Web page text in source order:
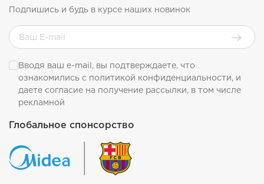
Глобальное спонсорство
Подпишись и будь в курсе наших новинок
Вводя ваш e-mail, вы подтверждаете, что
ознакомились с политикой конфиденциальности, и
даете согласие на получение рассылки, в том числе
рекламной